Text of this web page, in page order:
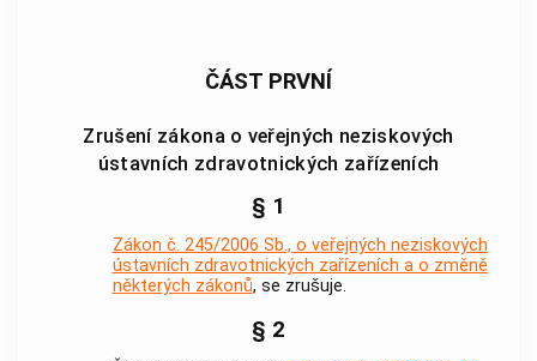
ČÁST PRVNÍ
Zrušení zákona o veřejných neziskových
ústavních zdravotnických zařízeních
§ 1
Zákon č. 245/2006 Sb., o veřejných neziskových
ústavních zdravotnických zařízeních a o změně
některých zákonů, se zrušuje.
§ 2